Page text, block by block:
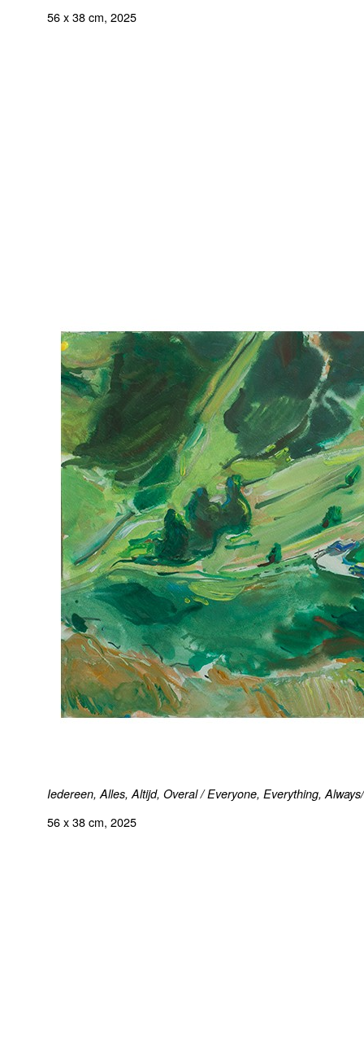
56 x 38 cm, 2025
Iedereen, Alles, Altijd, Overal / Everyone, Everything,
56 x 38 cm, 2025